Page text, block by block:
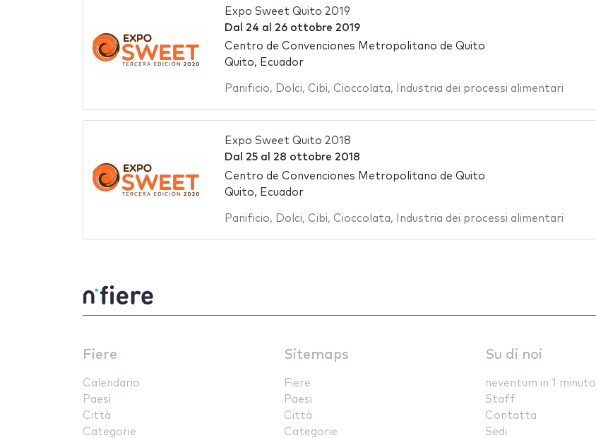
Expo Sweet Quito 2019
Dal 24 al 26 ottobre 2019
Centro de Convenciones Metropolitano de Quito
Quito, Ecuador
Panificio, Dolci, Cibi, Cioccolata, Industria dei processi alimentari
Expo Sweet Quito 2018
Dal 25al 28 ottobre 2018
Centro de Convenciones Metropolitano de Quito
Quito, Ecuador
Panificio, Dolci, Cibi, Cioccolata, Industria dei processi alimentari
Fiere
Calendario
Paesi
Città
Categorie
Sitemaps
Fiere
Paesi
Città
Categorie
Su di noi
neventum in 1 minuto
Staff
Contatta
Sedi